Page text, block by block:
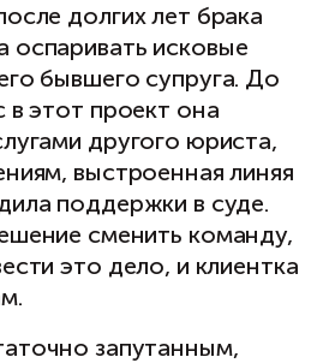
долгих лет брака
исковые
бывшего супруга. До
в этот проект она
другого юриста,
выстроенная линяя
поддержки в суде.
сменить команду,
это дело, и клиентка
запутанным,